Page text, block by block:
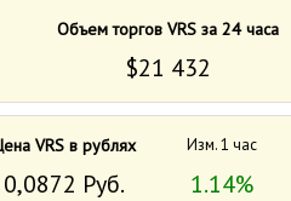
Объем торгов VRS за 24 часа
$21 432
VRS в рублях Изм. 1 час
0,0872 Руб. 1.14%